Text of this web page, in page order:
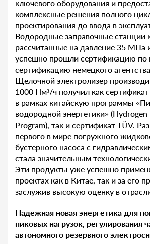
ключевого оборудования и
комплексные решения полного
проектирования до ввода в
Водородные заправочные станции
рассчитанные на давление 35
успешно прошли сертификацию по
сертификацию немецкого
Щелочной электролизер
1000 Нм³/ч получил как
в рамках китайскую программы
водородной энергетики» (Hydrogen
Program), так и сертификат TÜV.
первого в мире погружного
бустерного насоса с
стала значительным
Эти продукты уже успешно
проектах как в Китае, так и за его
заслужив высокую оценку в
Надежная новая энергетика для
пиковых нагрузок, регулирования
автономного резервного